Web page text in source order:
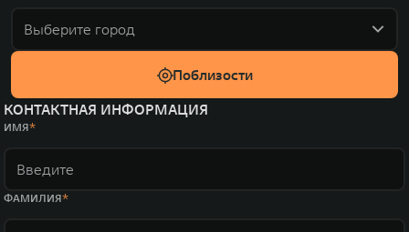
Выберите город
Поблизости
КОНТАКТНАЯ ИНФОРМАЦИЯ
ИМЯ
ФАМИЛИЯ